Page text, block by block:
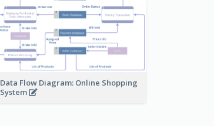
Data Flow Diagram: Online Shopping
System